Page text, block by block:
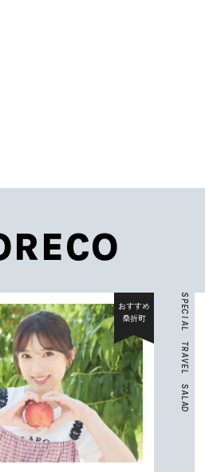
おすすめ
桑折町
S
P
E
C
I
A
L
T
R
A
V
E
L
S
A
L
A
D